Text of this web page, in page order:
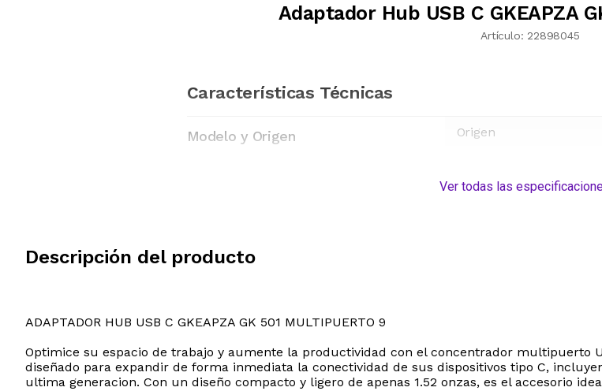
Adaptador Hub USB C GKEAPZA
Artículo: 22898045
Características Técnicas
Modelo y Origen Origen
Ver todas las
Descripción del producto
ADAPTADOR HUB USB C GKEAPZA GK 501 MULTIPUERTO 9
Optimice su espacio de trabajo y aumente la productividad con el concentrador multipuerto
diseñado para expandir de forma inmediata la conectividad de sus dispositivos tipo C,
ultima generacion. Con un diseño compacto y ligero de apenas 1.52 onzas, es el accesorio